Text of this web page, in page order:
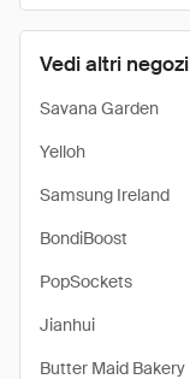
Vedi altri negozi
Savana Garden
Yelloh
Samsung Ireland
BondiBoost
PopSockets
Jianhui
Butter Maid Bakery